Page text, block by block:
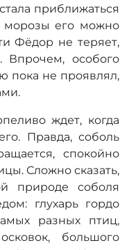
приближаться
морозы его можно
Фёдор не теряет,
Впрочем, особого
пока не проявлял,
ждет, когда
Правда, соболь
спокойно
Сложно сказать,
природе соболя
глухарь гордо
разных птиц,
большого